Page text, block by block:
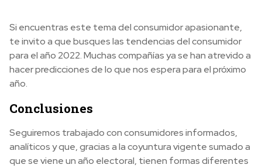
Si encuentras este tema del consumidor apasionante,
te invito a que busques las tendencias del consumidor
para el año 2022. Muchas compañías ya se han atrevido a
hacer predicciones de lo que nos espera para el próximo
año.
Conclusiones
Seguiremos trabajado con consumidores informados,
analíticos y que, gracias a la coyuntura vigente sumado a
que se viene un año electoral, tienen formas diferentes